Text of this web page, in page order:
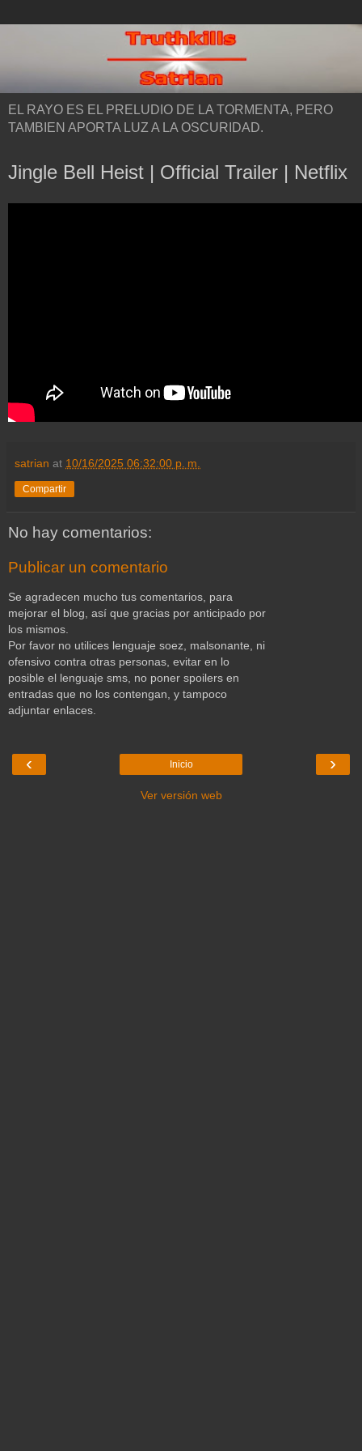
EL RAYO ES EL PRELUDIO DE LA TORMENTA, PERO
TAMBIEN APORTA LUZ A LA OSCURIDAD.
Jingle Bell Heist | Official Trailer | Netflix
satrian at 10/16/2025 06:32:00 p. m.
Compartir
No hay comentarios:
Publicar un comentario
Se agradecen mucho tus comentarios, para
mejorar el blog, así que gracias por anticipado por
los mismos.
Por favor no utilices lenguaje soez, malsonante, ni
ofensivo contra otras personas, evitar en lo
posible el lenguaje sms, no poner spoilers en
entradas que no los contengan, y tampoco
adjuntar enlaces.
‹ ›
Inicio
Ver versión web